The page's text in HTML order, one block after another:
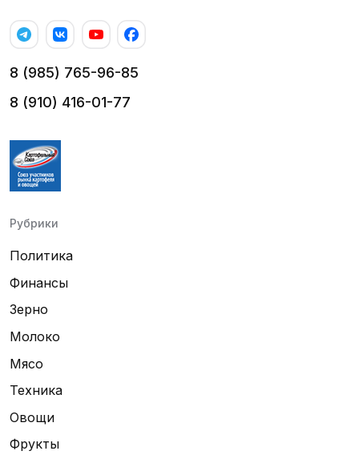
8 (985) 765-96-85
8 (910) 416-01-77
Рубрики
Политика
Финансы
Зерно
Молоко
Мясо
Техника
Овощи
Фрукты